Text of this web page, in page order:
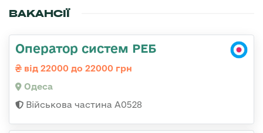
ВАКАНСІЇ
Оператор систем РЕБ
від 22000 до 22000 грн
Одеса
Військова частина А0528